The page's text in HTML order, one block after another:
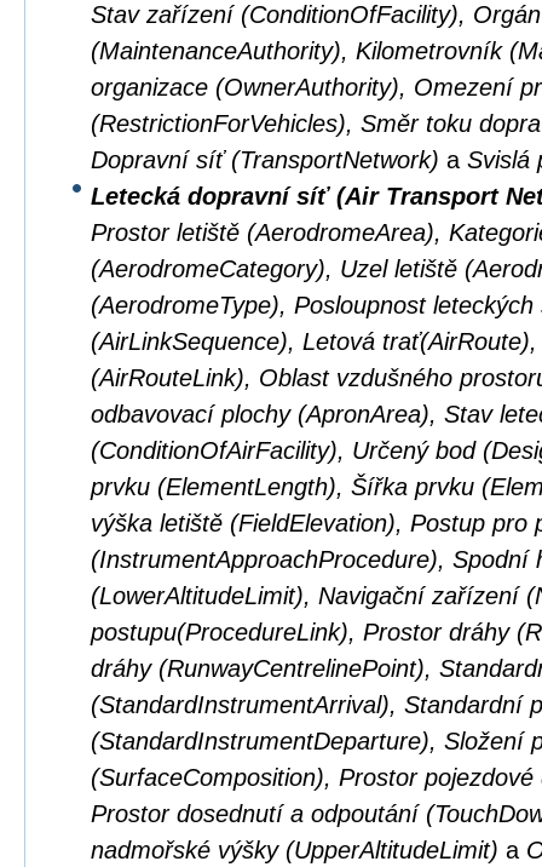
Stav zařízení (ConditionOfFacility),
(MaintenanceAuthority), Kilometrovník
organizace (OwnerAuthority), Omezení
(RestrictionForVehicles), Směr toku
Dopravní síť (TransportNetwork) a Svislá
Letecká dopravní síť (Air Transport
Prostor letiště (AerodromeArea),
(AerodromeCategory), Uzel letiště
(AerodromeType), Posloupnost leteckých
(AirLinkSequence), Letová
(AirRouteLink), Oblast vzdušného
odbavovací plochy (ApronArea), Stav
(ConditionOfAirFacility), Určený bod
prvku (ElementLength), Šířka prvku
výška letiště (FieldElevation), Postup pro
(InstrumentApproachProcedure), Spodní
(LowerAltitudeLimit), Navigační zařízení
postupu(ProcedureLink), Prostor dráhy
dráhy (RunwayCentrelinePoint),
(StandardInstrumentArrival), Standardní
(StandardInstrumentDeparture), Složení
(SurfaceComposition), Prostor
Prostor dosednutí a odpoutání
nadmořské výšky (UpperAltitudeLimit) a